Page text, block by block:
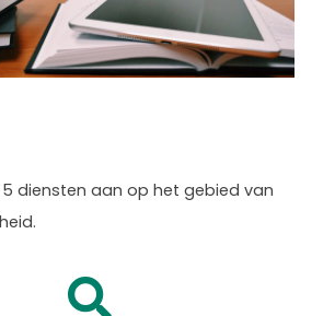
diensten aan op het gebied van